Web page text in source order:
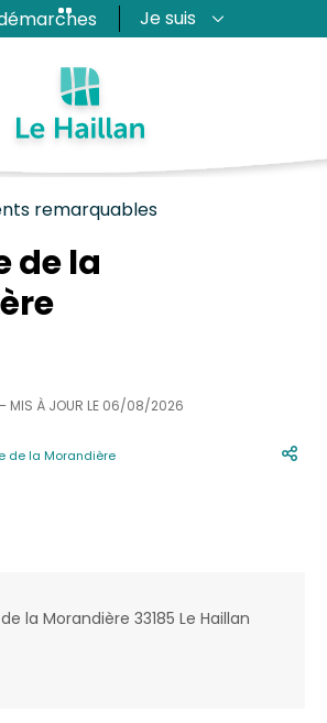
Je suis
remarquables
de la
– MIS À JOUR LE 06/08/2026
de la Morandière
la Morandière 33185 Le Haillan